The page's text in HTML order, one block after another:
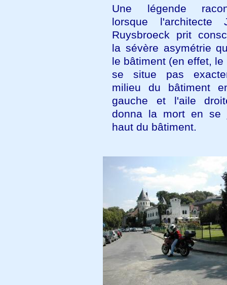
Une légende
lorsque l'architecte
Ruysbroeck prit
la sévère asymétrie
le bâtiment (en effet, le
se situe pas
milieu du bâtiment
gauche et l'aile
donna la mort en se
haut du bâtiment.